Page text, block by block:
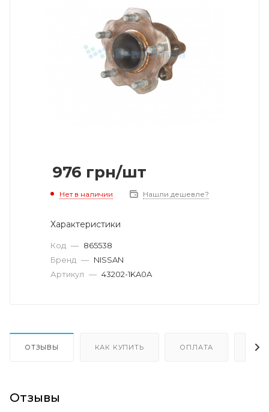
976 грн/шт
Нет в наличии Нашли дешевле?
Характеристики
Код — 865538
Бренд — NISSAN
Артикул — 43202-1KA0A
ОТЗЫВЫ КАК КУПИТЬ ОПЛАТА
Отзывы